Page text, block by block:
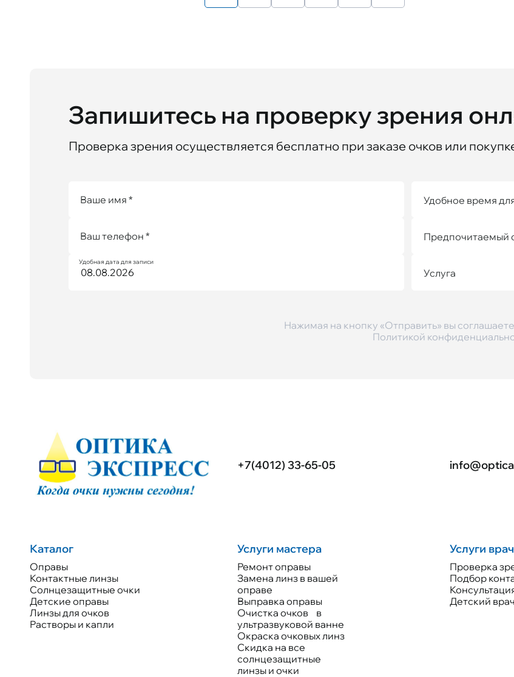
Запишитесь на проверку зрения
Проверка зрения осуществляется бесплатно при заказе очков или
Ваше имя *
Ваш телефон *
Удобная дата для записи
Удобное время
Предпочитаемый
Услуга
Нажимая на кнопку «Отправить» вы
Политикой
+7(4012) 33-65-05
Каталог
Оправы
Контактные линзы
Солнцезащитные очки
Детские оправы
Линзы для очков
Растворы и капли
Услуги мастера
Ремонт оправы
Замена линз в вашей
оправе
Выправка оправы
Очистка очков в
ультразвуковой ванне
Окраска очковых линз
Скидка на все
солнцезащитные
линзы и очки
Услуги
Проверка
Подбор
Детский врач